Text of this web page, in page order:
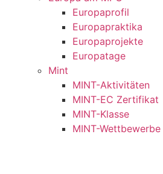
Europaprofil
Europapraktika
Europaprojekte
Europatage
Mint
MINT-Aktivitäten
MINT-EC Zertifikat
MINT-Klasse
MINT-Wettbewerbe